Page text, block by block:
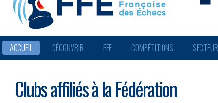
ACCUEIL DÉCOUVRIR FFE COMPÉTITIONS
Clubs affiliés à la Fédération